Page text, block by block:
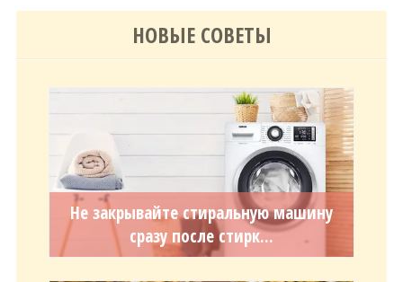
НОВЫЕ СОВЕТЫ
Не закрывайте стиральную машину
сразу после стирк...